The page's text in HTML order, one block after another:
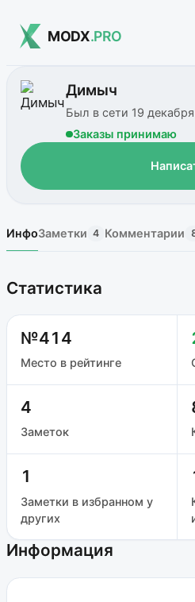
MODX.PRO
Димыч
Был в сети 19
Заказы принимаю
ИнфоЗаметки 4 Комментарии
Статистика
№414
Место в рейтинге
4
Заметок
1
Заметки в избранном у
других
Информация